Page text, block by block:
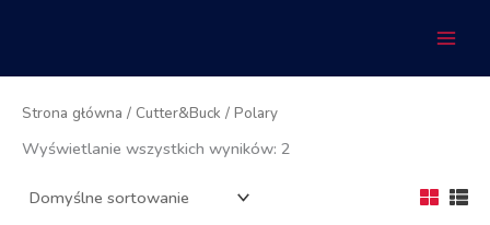
Strona główna / Cutter&Buck / Polary
Wyświetlanie wszystkich wyników: 2